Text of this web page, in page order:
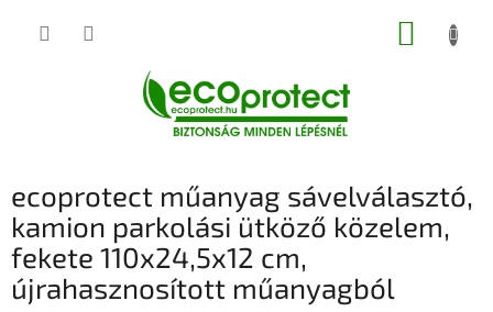
KOSÁR
ecoprotect műanyag sávelválasztó,
kamion parkolási ütköző közelem,
fekete 110x24,5x12 cm,
újrahasznosított műanyagból